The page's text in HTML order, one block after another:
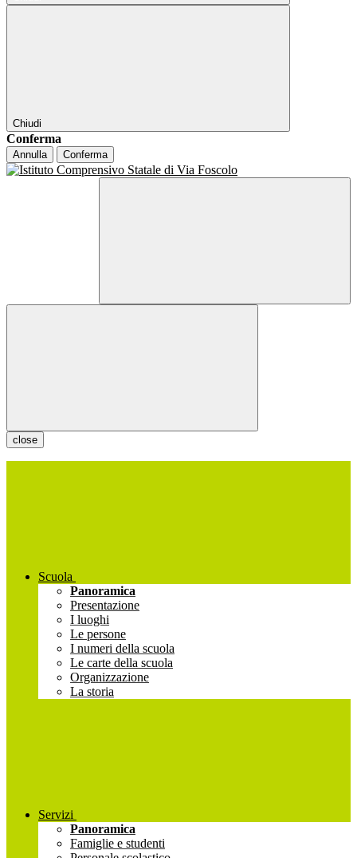
Chiudi
Conferma
Annulla Conferma
close
Scuola
Panoramica
Presentazione
I luoghi
Le persone
I numeri della scuola
Le carte della scuola
Organizzazione
La storia
Servizi
Panoramica
Famiglie e studenti